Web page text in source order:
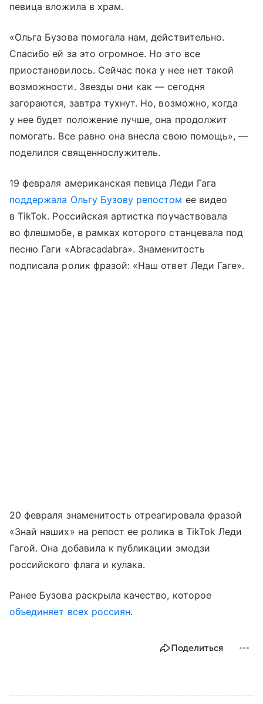
певица вложила в храм.
«Ольга Бузова помогала нам, действительно.
Спасибо ей за это огромное. Но это все
приостановилось. Сейчас пока у нее нет такой
возможности. Звезды они как — сегодня
загораются, завтра тухнут. Но, возможно, когда
у нее будет положение лучше, она продолжит
помогать. Все равно она внесла свою помощь», —
поделился священнослужитель.
19 февраля американская певица Леди Гага
поддержала Ольгу Бузову репостом ее видео
в TikTok. Российская артистка поучаствовала
во флешмобе, в рамках которого станцевала под
песню Гаги «Abracadabra». Знаменитость
подписала ролик фразой: «Наш ответ Леди Гаге».
20 февраля знаменитость отреагировала фразой
«Знай наших» на репост ее ролика в TikTok Леди
Гагой. Она добавила к публикации эмодзи
российского флага и кулака.
Ранее Бузова раскрыла качество, которое
объединяет всех россиян.
Поделиться